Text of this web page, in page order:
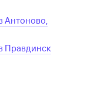
Антоново,
Правдинск